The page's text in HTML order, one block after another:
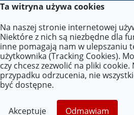
Kontakt
Tel. 22-619-34-
E-mail:
03-448
Ta witryna używa cookies
Na naszej stronie internetowej
Niektóre z nich są niezbędne dla
inne pomagają nam w ulepszaniu
użytkownika (Tracking Cookies).
czy chcesz zezwolić na pliki
przypadku odrzucenia, nie
być dostępne.
Akceptuje Odmawiam